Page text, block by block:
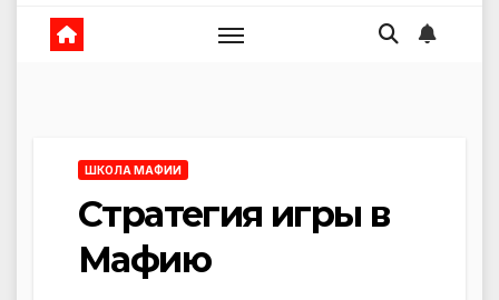
ШКОЛА МАФИИ
Стратегия игры в
Мафию